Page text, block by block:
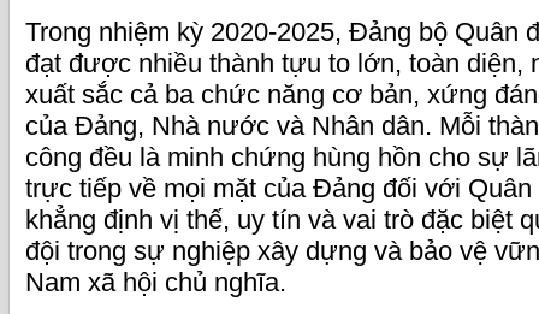
Trong nhiệm kỳ 2020-2025, Đảng bộ Quân
đạt được nhiều thành tựu to lớn, toàn diện,
xuất sắc cả ba chức năng cơ bản, xứng
của Đảng, Nhà nước và Nhân dân. Mỗi
công đều là minh chứng hùng hồn cho sự
trực tiếp về mọi mặt của Đảng đối với
khẳng định vị thế, uy tín và vai trò đặc biệt
đội trong sự nghiệp xây dựng và bảo vệ
Nam xã hội chủ nghĩa.